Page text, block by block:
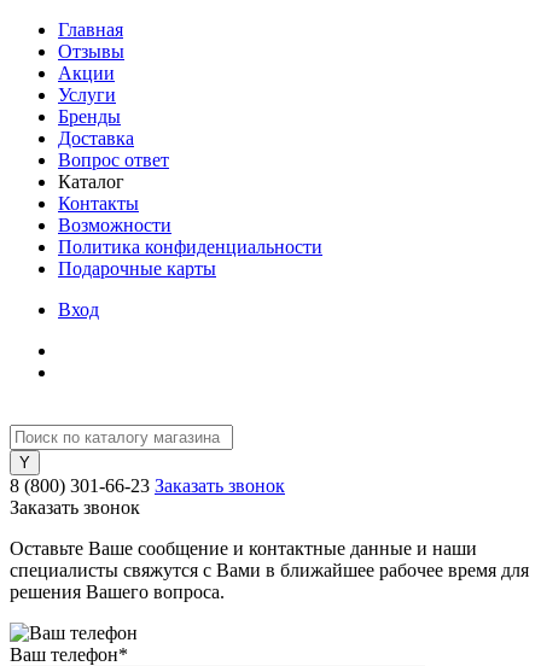
Главная
Отзывы
Акции
Услуги
Бренды
Доставка
Вопрос ответ
Каталог
Контакты
Возможности
Политика конфиденциальности
Подарочные карты
Вход
8 (800) 301-66-23 Заказать звонок
Заказать звонок
Оставьте Ваше сообщение и контактные данные и наши
специалисты свяжутся с Вами в ближайшее рабочее время для
решения Вашего вопроса.
Ваш телефон*